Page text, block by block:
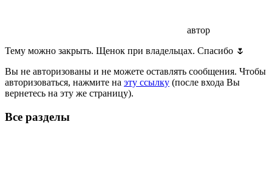
автор
Тему можно закрыть. Щенок при владельцах. Спасибо 🌷
Вы не авторизованы и не можете оставлять сообщения. Чтобы
авторизоваться, нажмите на эту ссылку (после входа Вы
вернетесь на эту же страницу).
Все разделы